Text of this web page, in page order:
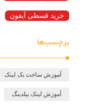
خرید قسطی آیفون
برچسب‌ها
آموزش ساخت بک لینک
آموزش لینک بیلدینگ